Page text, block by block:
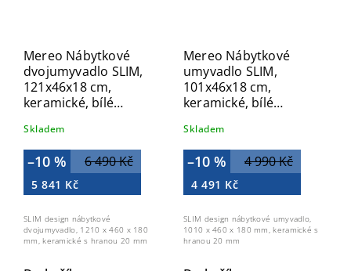
Mereo Nábytkové
dvojumyvadlo SLIM,
121x46x18 cm,
keramické, bílé
Skladem
6 490 Kč
–10 %
5 841 Kč
SLIM design nábytkové
dvojumyvadlo, 1210 x 460 x 180
mm, keramické s hranou 20 mm
Mereo Nábytkové
umyvadlo SLIM,
101x46x18 cm,
keramické, bílé
Skladem
4 990 Kč
–10 %
4 491 Kč
SLIM design nábytkové umyvadlo,
1010 x 460 x 180 mm, keramické s
hranou 20 mm